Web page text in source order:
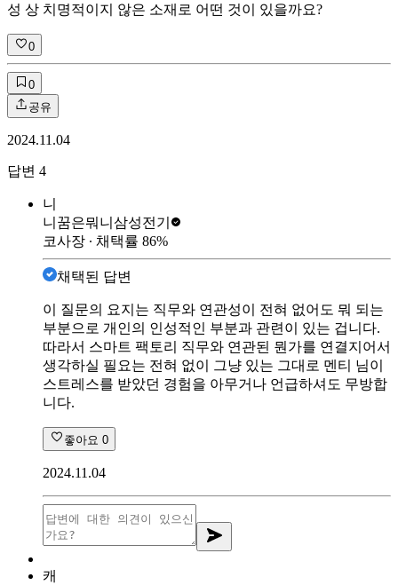
성 상 치명적이지 않은 소재로 어떤 것이 있을까요?
0
0
공유
2024.11.04
답변 4
니
니꿈은뭐니 삼성전기
코사장 ∙ 채택률 86%
채택된 답변
이 질문의 요지는 직무와 연관성이 전혀 없어도 뭐 되는
부분으로 개인의 인성적인 부분과 관련이 있는 겁니다.
따라서 스마트 팩토리 직무와 연관된 뭔가를 연결지어서
생각하실 필요는 전혀 없이 그냥 있는 그대로 멘티 님이
스트레스를 받았던 경험을 아무거나 언급하셔도 무방합
니다.
좋아요 0
2024.11.04
캐